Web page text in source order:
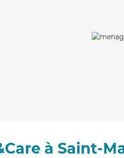
à Saint-